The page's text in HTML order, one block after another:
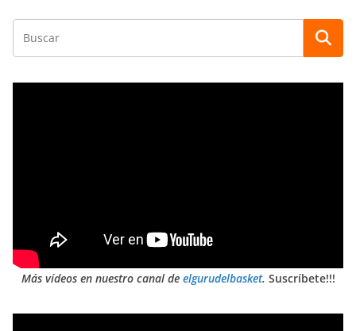
Más vídeos en nuestro canal de elgurudelbasket. Suscríbete!!!